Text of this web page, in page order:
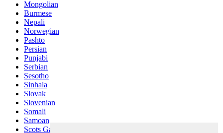
Mongolian
Burmese
Nepali
Norwegian
Pashto
Persian
Punjabi
Serbian
Sesotho
Sinhala
Slovak
Slovenian
Somali
Samoan
Scots Gaelic